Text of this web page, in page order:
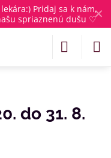
✕
:) Pridaj sa k nám,
spriaznenú dušu ♡
do 31. 8.